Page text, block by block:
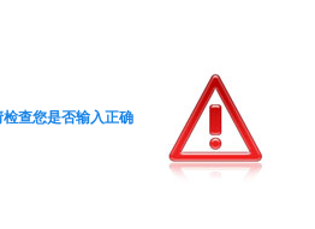
查您是否输入正确